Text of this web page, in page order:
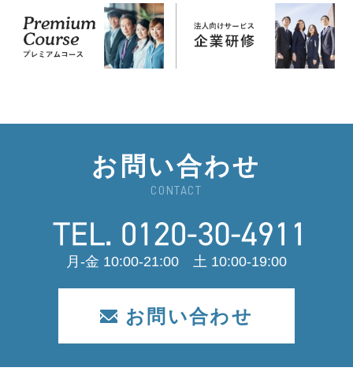
お問い合わせ
CONTACT
月-金 10:00-21:00 土 10:00-19:00
お問い合わせ